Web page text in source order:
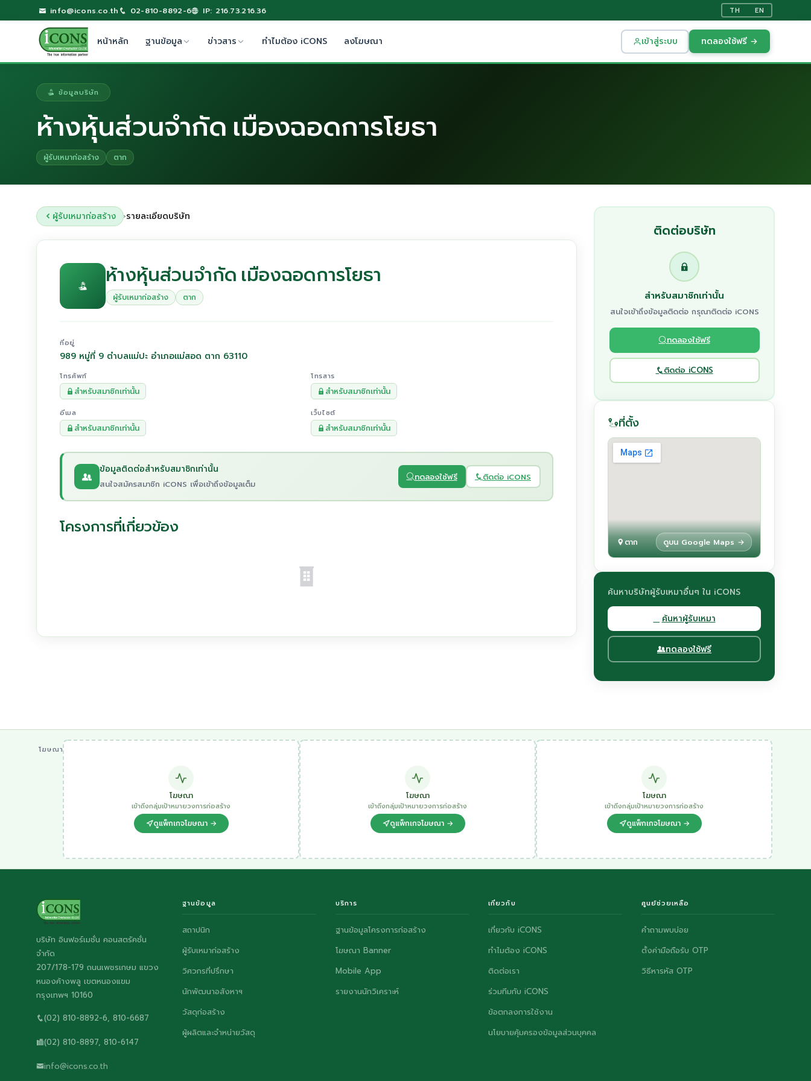
info@icons.co.th 02-810-8892-6 IP: 216.73.216.36 TH EN
หน้าหลัก ฐานข้อมูล ข่าวสาร ทำไมต้อง iCONS ลงโฆษณา เข้าสู่ระบบ ทดลองใช้ฟรี →
ข้อมูลบริษัท
ห้างหุ้นส่วนจำกัด เมืองฉอดการโยธา
ผู้รับเหมาก่อสร้าง ตาก
ผู้รับเหมาก่อสร้าง ›รายละเอียดบริษัท
ห้างหุ้นส่วนจำกัด เมืองฉอดการโยธา
ผู้รับเหมาก่อสร้าง ตาก
ที่อยู่
989 หมู่ที่ 9 ตำบลแม่ปะ อำเภอแม่สอด ตาก 63110
โทรศัพท์
สำหรับสมาชิกเท่านั้น
โทรสาร
สำหรับสมาชิกเท่านั้น
อีเมล
สำหรับสมาชิกเท่านั้น
เว็บไซต์
สำหรับสมาชิกเท่านั้น
ข้อมูลติดต่อสำหรับสมาชิกเท่านั้น
สนใจสมัครสมาชิก iCONS เพื่อเข้าถึงข้อมูลเต็ม
ทดลองใช้ฟรี ติดต่อ iCONS
โครงการที่เกี่ยวข้อง
ติดต่อบริษัท
สำหรับสมาชิกเท่านั้น
สนใจเข้าถึงข้อมูลติดต่อ กรุณาติดต่อ iCONS
ทดลองใช้ฟรี
ติดต่อ iCONS
ที่ตั้ง
ตาก ดูบน Google Maps →
ค้นหาบริษัทผู้รับเหมาอื่นๆ ใน iCONS
ค้นหาผู้รับเหมา
ทดลองใช้ฟรี
โฆษณา
โฆษณา
เข้าถึงกลุ่มเป้าหมายวงการก่อสร้าง
ดูแพ็กเกจโฆษณา →
โฆษณา
เข้าถึงกลุ่มเป้าหมายวงการก่อสร้าง
ดูแพ็กเกจโฆษณา →
โฆษณา
เข้าถึงกลุ่มเป้าหมายวงการก่อสร้าง
ดูแพ็กเกจโฆษณา →
บริษัท อินฟอร์เมชั่น คอนสตรัคชั่น
จำกัด
207/178-179 ถนนเพชรเกษม แขวง
หนองค้างพลู เขตหนองแขม
กรุงเทพฯ 10160
(02) 810-8892-6, 810-6687
(02) 810-8897, 810-6147
info@icons.co.th
ฐานข้อมูล
สถาปนิก
ผู้รับเหมาก่อสร้าง
วิศวกรที่ปรึกษา
นักพัฒนาอสังหาฯ
วัสดุก่อสร้าง
ผู้ผลิตและจำหน่ายวัสดุ
บริการ
ฐานข้อมูลโครงการก่อสร้าง
โฆษณา Banner
Mobile App
รายงานนักวิเคราะห์
เกี่ยวกับ
เกี่ยวกับ iCONS
ทำไมต้อง iCONS
ติดต่อเรา
ร่วมทีมกับ iCONS
ข้อตกลงการใช้งาน
นโยบายคุ้มครองข้อมูลส่วนบุคคล
ศูนย์ช่วยเหลือ
คำถามพบบ่อย
ตั้งค่ามือถือรับ OTP
วิธีหารหัส OTP